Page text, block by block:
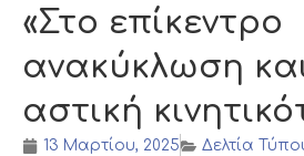
«Στο επίκεντρο
ανακύκλωση
αστική
13 Μαρτίου, 2025
Δελτία